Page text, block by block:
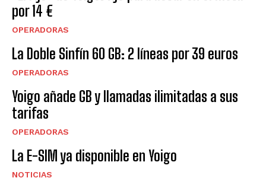
por 14 €
OPERADORAS
La Doble Sinfín 60 GB: 2 líneas por 39 euros
OPERADORAS
Yoigo añade GB y llamadas ilimitadas a sus
tarifas
OPERADORAS
La E-SIM ya disponible en Yoigo
NOTICIAS